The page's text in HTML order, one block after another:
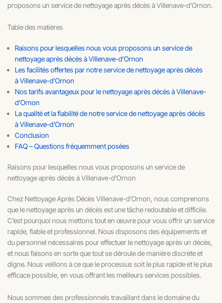
proposons un service de nettoyage après décès à Villenave-d’Ornon.
Table des matières
Raisons pour lesquelles nous vous proposons un service de
nettoyage après décès à Villenave-d’Ornon
Les facilités offertes par notre service de nettoyage après décès
à Villenave-d’Ornon
Nos tarifs avantageux pour le nettoyage après décès à Villenave-
d’Ornon
La qualité et la fiabilité de notre service de nettoyage après décès
à Villenave-d’Ornon
Conclusion
FAQ – Questions fréquemment posées
Raisons pour lesquelles nous vous proposons un service de
nettoyage après décès à Villenave-d'Ornon
Chez Nettoyage Après Décès Villenave-d’Ornon, nous comprenons
que le nettoyage après un décès est une tâche redoutable et difficile.
C’est pourquoi nous mettons tout en œuvre pour vous offrir un service
rapide, fiable et professionnel. Nous disposons des équipements et
du personnel nécessaires pour effectuer le nettoyage après un décès,
et nous faisons en sorte que tout se déroule de manière discrète et
digne. Nous veillons à ce que le processus soit le plus rapide et le plus
efficace possible, en vous offrant les meilleurs services possibles.
Nous sommes des professionnels travaillant dans le domaine du